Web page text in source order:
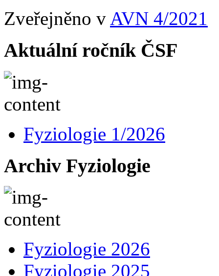
Zveřejněno v AVN 4/2021
Aktuální ročník ČSF
Fyziologie 1/2026
Archiv Fyziologie
Fyziologie 2026
Fyziologie 2025